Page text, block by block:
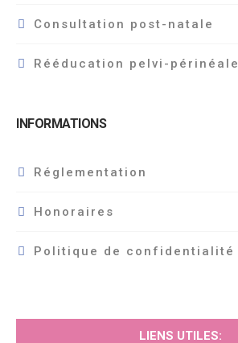
Consultation post-natale
Rééducation pelvi-périnéale
INFORMATIONS
Réglementation
Honoraires
Politique de confidentialité
LIENS UTILES: